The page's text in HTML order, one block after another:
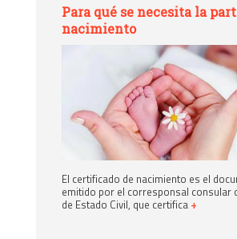
Para qué se necesita la
nacimiento
El certificado de nacimiento es el
emitido por el corresponsal consular
de Estado Civil, que certifica +